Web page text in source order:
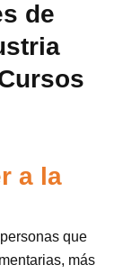
de
a la
que
más